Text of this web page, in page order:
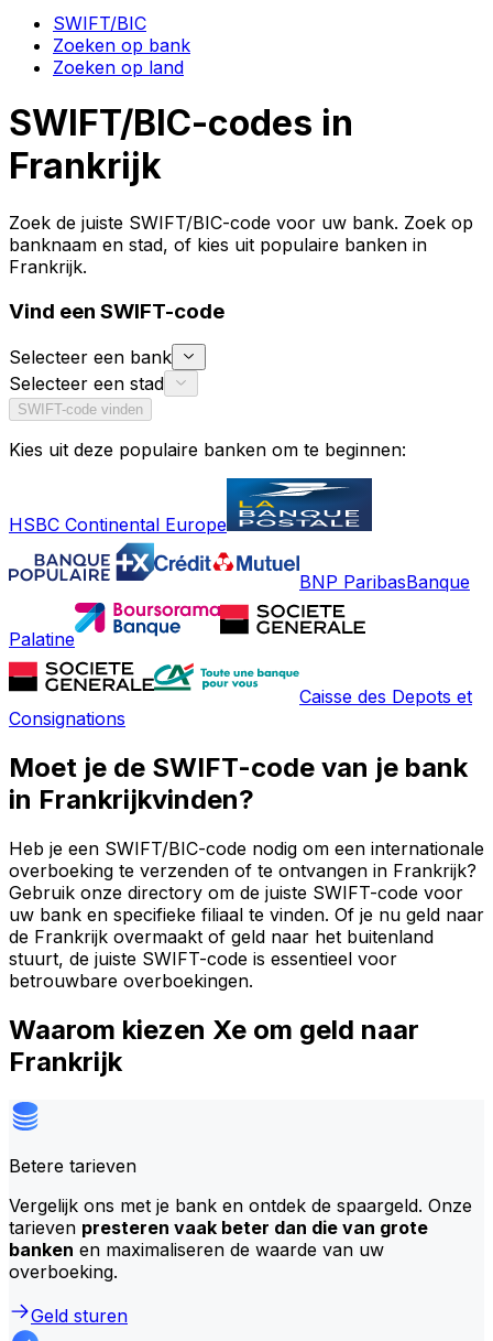
SWIFT/BIC
Zoeken op bank
Zoeken op land
SWIFT/BIC-codes in
Frankrijk
Zoek de juiste SWIFT/BIC-code voor uw bank. Zoek op
banknaam en stad, of kies uit populaire banken in
Frankrijk.
Vind een SWIFT-code
Selecteer een bank
Selecteer een stad
SWIFT-code vinden
Kies uit deze populaire banken om te beginnen:
HSBC Continental Europe
BNP ParibasBanque
Palatine
Caisse des Depots et
Consignations
Moet je de SWIFT-code van je bank
in Frankrijkvinden?
Heb je een SWIFT/BIC-code nodig om een internationale
overboeking te verzenden of te ontvangen in Frankrijk?
Gebruik onze directory om de juiste SWIFT-code voor
uw bank en specifieke filiaal te vinden. Of je nu geld naar
de Frankrijk overmaakt of geld naar het buitenland
stuurt, de juiste SWIFT-code is essentieel voor
betrouwbare overboekingen.
Waarom kiezen Xe om geld naar
Frankrijk
Betere tarieven
Vergelijk ons met je bank en ontdek de spaargeld. Onze
tarieven presteren vaak beter dan die van grote
banken en maximaliseren de waarde van uw
overboeking.
Geld sturen